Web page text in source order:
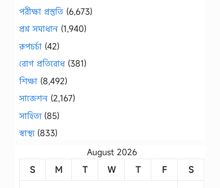
পরীক্ষা প্রস্তুতি (6,673)
প্রশ্ন সমাধান (1,940)
রূপচর্চা (42)
রোগ প্রতিরোধ(381)
শিক্ষা (8,492)
সাজেশন (2,167)
সাহিত্য(85)
স্বাস্থ্য(833)
August 2026
S
M T W T F
S